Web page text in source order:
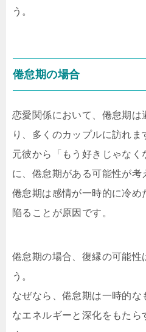
う。
倦怠期の場合
恋愛関係において、倦怠期は
り、多くのカップルに訪れま
元彼から「もう好きじゃなく
に、倦怠期がある可能性が考
倦怠期は感情が一時的に冷め
陥ることが原因です。
倦怠期の場合、復縁の可能性
う。
なぜなら、倦怠期は一時的な
なエネルギーと深化をもたら